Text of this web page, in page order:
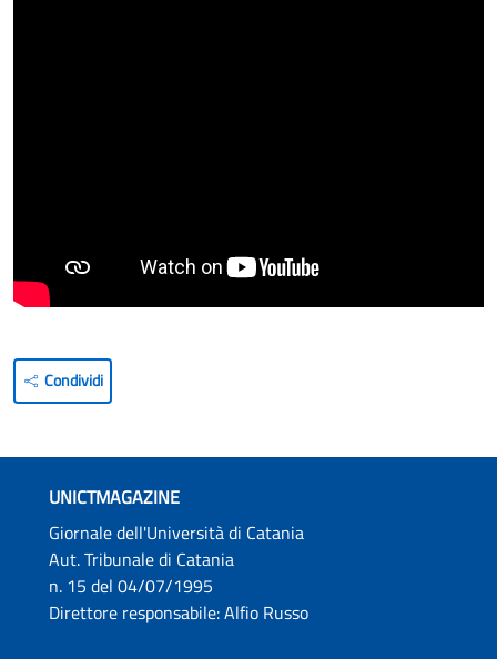
Condividi
UNICTMAGAZINE
Giornale dell'Università di Catania
Aut. Tribunale di Catania
n. 15 del 04/07/1995
Direttore responsabile: Alfio Russo